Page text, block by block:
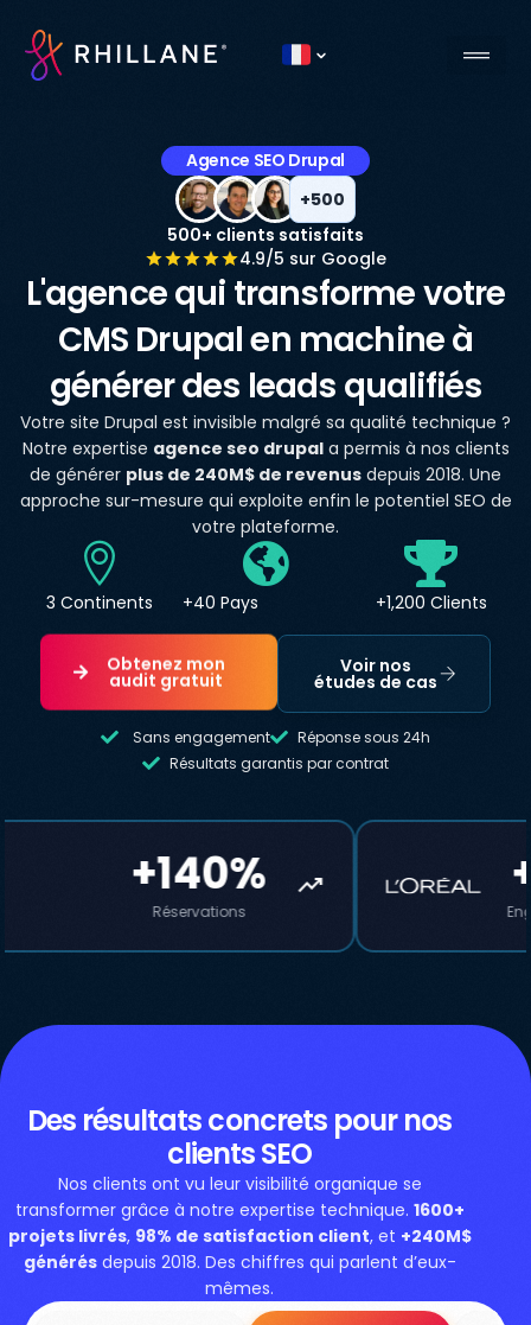
Current country
Agence SEO Drupal
+500
500+ clients satisfaits
4.9/5 sur Google
L'agence qui transforme votre
CMS Drupal en machine à
générer des leads qualifiés
Votre site Drupal est invisible malgré sa qualité technique ?
Notre expertise agence seo drupala permis à nos clients
de générer plus de 240M$ de revenus depuis 2018. Une
approche sur-mesure qui exploite enfin le potentiel SEO de
votre plateforme.
3 Continents +40 Pays +1,200 Clients
Obtenez mon
audit gratuit
Voir nos
études de cas
Sans engagement
Réponse sous 24h
Résultats garantis par contrat
+195%
Engagement social
trending_up +88
Leads B2B
Des résultats concrets pour nos
clients SEO
Nos clients ont vu leur visibilité organique se
transformer grâce à notre expertise technique. 1600+
projets livrés, 98% de satisfaction client, et +240M$
générésdepuis 2018. Des chiffres qui parlent d’eux-
mêmes.